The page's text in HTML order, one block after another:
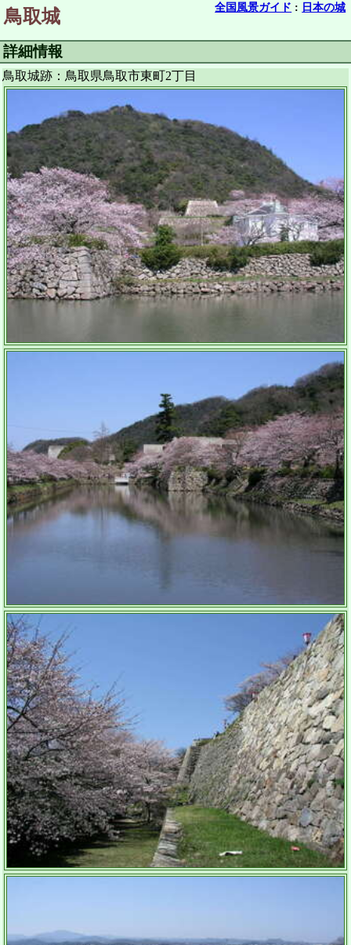
全国風景ガイド : 日本の城
鳥取城
詳細情報
鳥取城跡：鳥取県鳥取市東町2丁目